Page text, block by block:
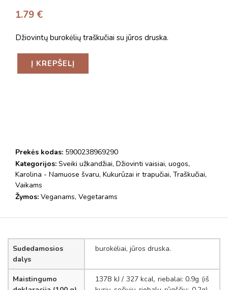
1.79 €
Džiovintų burokėlių traškučiai su jūros druska.
Į KREPŠELĮ
Prekės kodas: 5900238969290
Kategorijos: Sveiki užkandžiai, Džiovinti vaisiai, uogos,
Karolina - Namuose švaru, Kukurūzai ir trapučiai, Traškučiai,
Vaikams
Žymos: Veganams, Vegetarams
Sudedamosios
dalys
burokėliai, jūros druska.
Maistingumo
1378 kJ / 327 kcal, riebalai: 0.9g (iš